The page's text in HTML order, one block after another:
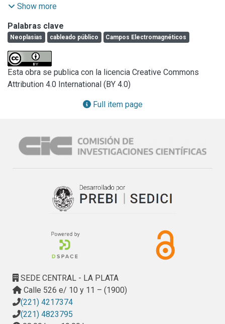
establecer la relación entre la radiación no ionizante de
Tensión y la mortalidad debida a tumores o neoplasias
malignas en la Provincia de Buenos Aires, durante el año
2012.
Diseño del estudio:
Estudio observacional, retrospectivo, transversal, analítico,
en pos de establecerlas distancias entre los domicilios de
residencia de los fallecidos y las LAT más cercanas, en
Consideraciones éticas:
Al tratarse de un estudio no experimental retrospectivo,no
información y protección de datos personales estuvo
Fuentes de Información:
provienen delos certificados de defunción de la provincia
de Buenos Aires,proporcionados por el Departamento de
Estadísticas Vitales de la Dirección de Información
Estos certificados fueron obtenidos mediante un convenio
entre el Ministerio de Salud provincial y la Comisión de
Investigaciones Científicas generado en noviembre de
2014. El diagnóstico de enfermedades se basó enla
Show more
Palabras clave
Neoplasias cableado público Campos Electromagnéticos
Esta obra se publica con la licencia Creative Commons
Attribution 4.0 International (BY 4.0)
Full item page
SEDE CENTRAL - LA PLATA
Calle 526 e/ 10 y 11 – (1900)
(221) 4217374
(221) 4823795